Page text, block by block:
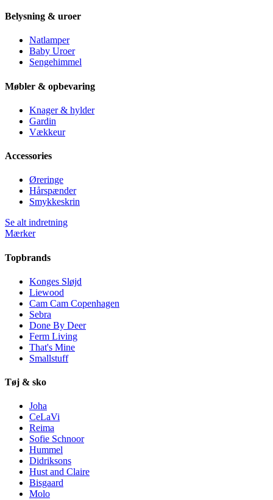
Belysning & uroer
Natlamper
Baby Uroer
Sengehimmel
Møbler & opbevaring
Knager & hylder
Gardin
Vækkeur
Accessories
Øreringe
Hårspænder
Smykkeskrin
Se alt indretning
Mærker
Topbrands
Konges Sløjd
Liewood
Cam Cam Copenhagen
Sebra
Done By Deer
Ferm Living
That's Mine
Smallstuff
Tøj & sko
Joha
CeLaVi
Reima
Sofie Schnoor
Hummel
Didriksons
Hust and Claire
Bisgaard
Molo